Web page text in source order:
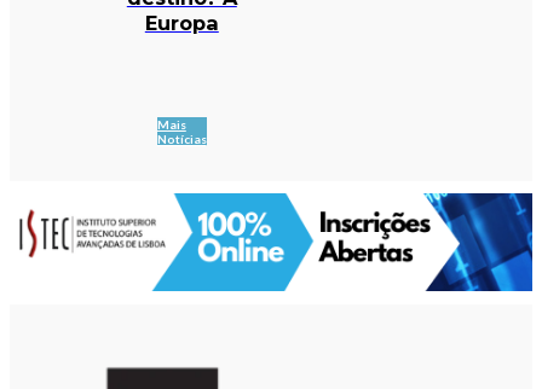
Europa
Mais
Notícias